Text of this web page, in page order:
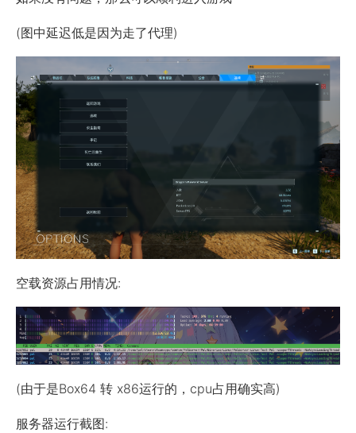
(图中延迟低是因为走了代理)
空载资源占用情况:
(由于是Box64 转 x86运行的，cpu占用确实高)
服务器运行截图: